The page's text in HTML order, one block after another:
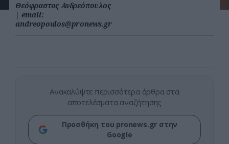
Θεόφραστος Ανδρεόπουλος
| email:
andreopoulos@pronews.gr
Ανακαλύψτε περισσότερα άρθρα στα
αποτελέσματα αναζήτησης
Προσθήκη του pronews.gr στην
Google